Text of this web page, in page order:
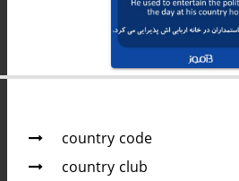
country code
country club